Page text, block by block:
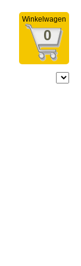
Winkelwagen
0